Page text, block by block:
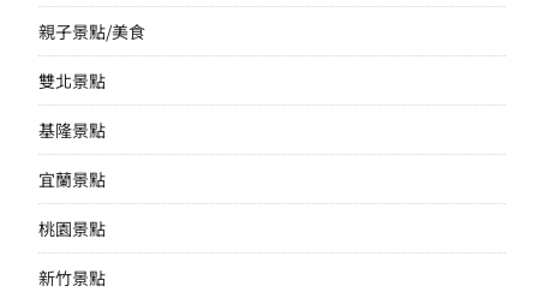
親子景點/美食
雙北景點
基隆景點
宜蘭景點
桃園景點
新竹景點